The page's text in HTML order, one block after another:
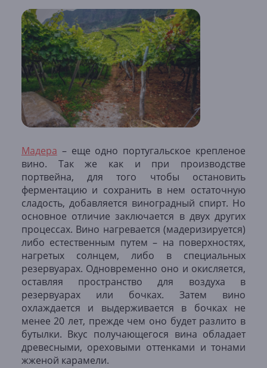
Мадера – еще одно португальское крепленое
вино. Так же как и при производстве
портвейна, для того чтобы остановить
ферментацию и сохранить в нем остаточную
сладость, добавляется виноградный спирт. Но
основное отличие заключается в двух других
процессах. Вино нагревается (мадеризируется)
либо естественным путем – на поверхностях,
нагретых солнцем, либо в специальных
резервуарах. Одновременно оно и окисляется,
оставляя пространство для воздуха в
резервуарах или бочках. Затем вино
охлаждается и выдерживается в бочках не
менее 20 лет, прежде чем оно будет разлито в
бутылки. Вкус получающегося вина обладает
древесными, ореховыми оттенками и тонами
жженой карамели.